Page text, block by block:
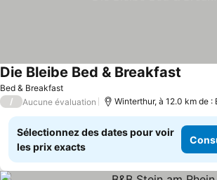
Bed & Breakfast
Die Bleibe Bed & Breakfast
/ Aucune évaluation Winterthur, à 12.0 km de :
Sélectionnez des dates pour voir
les prix exacts